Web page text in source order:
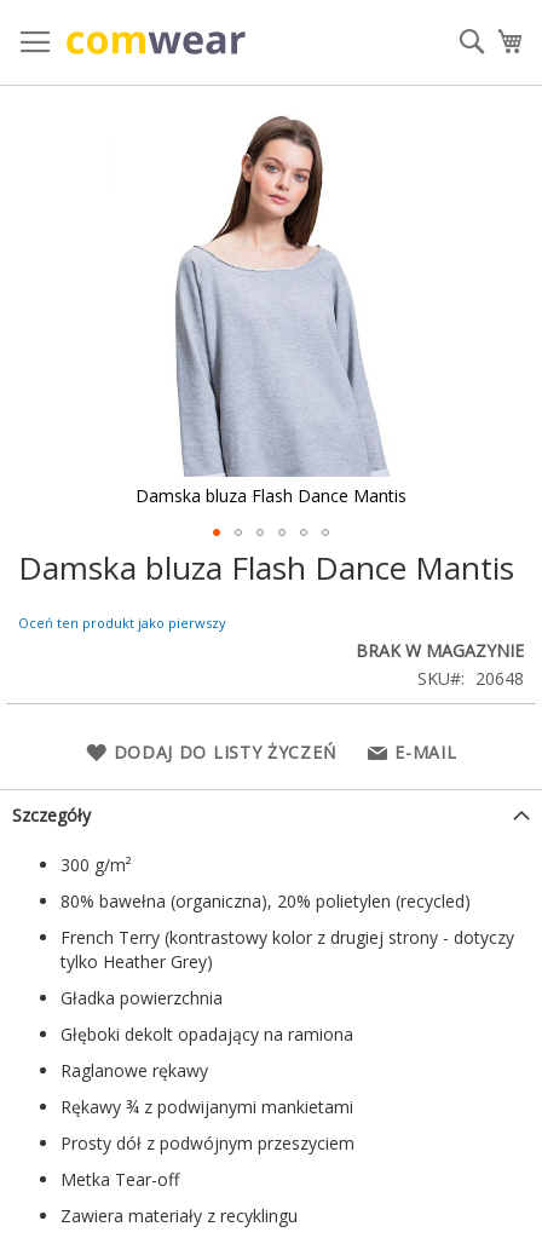
do
treści
Damska bluza Flash Dance Mantis
Oceń ten produkt jako pierwszy
BRAK W MAGAZYNIE
SKU
20648
DODAJ DO LISTY ŻYCZEŃ E-MAIL
Damska bluza Flash Dance Mantis
Przejdź
na
galerii
Szczegóły
300 g/m²
80% bawełna (organiczna), 20% polietylen (recycled)
French Terry (kontrastowy kolor z drugiej strony - dotyczy
tylko Heather Grey)
Gładka powierzchnia
Głęboki dekolt opadający na ramiona
Raglanowe rękawy
Rękawy ¾ z podwijanymi mankietami
Prosty dół z podwójnym przeszyciem
Metka Tear-off
Zawiera materiały z recyklingu